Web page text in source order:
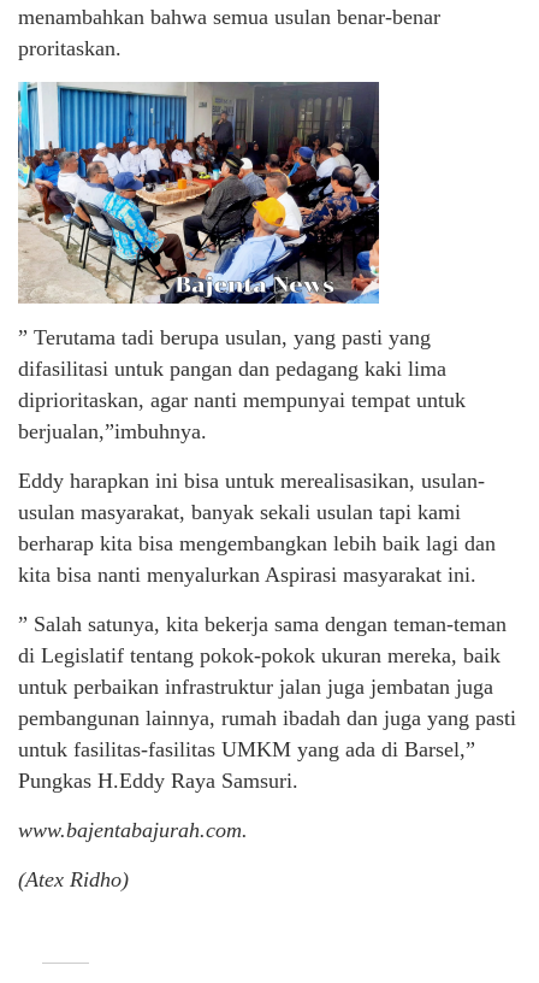
menambahkan bahwa semua usulan benar-benar
proritaskan.
” Terutama tadi berupa usulan, yang pasti yang
difasilitasi untuk pangan dan pedagang kaki lima
diprioritaskan, agar nanti mempunyai tempat untuk
berjualan,”imbuhnya.
Eddy harapkan ini bisa untuk merealisasikan, usulan-
usulan masyarakat, banyak sekali usulan tapi kami
berharap kita bisa mengembangkan lebih baik lagi dan
kita bisa nanti menyalurkan Aspirasi masyarakat ini.
” Salah satunya, kita bekerja sama dengan teman-teman
di Legislatif tentang pokok-pokok ukuran mereka, baik
untuk perbaikan infrastruktur jalan juga jembatan juga
pembangunan lainnya, rumah ibadah dan juga yang pasti
untuk fasilitas-fasilitas UMKM yang ada di Barsel,”
Pungkas H.Eddy Raya Samsuri.
www.bajentabajurah.com.
(Atex Ridho)